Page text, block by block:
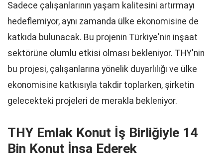
Sadece çalışanlarının yaşam kalitesini artırmayı
hedeflemiyor, aynı zamanda ülke ekonomisine de
katkıda bulunacak. Bu projenin Türkiye'nin inşaat
sektörüne olumlu etkisi olması bekleniyor. THY'nin
bu projesi, çalışanlarına yönelik duyarlılığı ve ülke
ekonomisine katkısıyla takdir toplarken, şirketin
gelecekteki projeleri de merakla bekleniyor.
THY Emlak Konut İş Birliğiyle 14
Bin Konut İnşa Ederek